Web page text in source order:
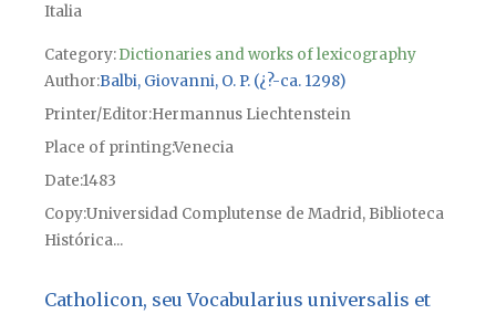
Italia
Category:Dictionaries and works of lexicography
Author Balbi, Giovanni, O. P. (¿?-ca. 1298)
Printer/Editor Hermannus Liechtenstein
Place of printingVenecia
Date1483
CopyUniversidad Complutense de Madrid, Biblioteca
Histórica...
Catholicon, seu Vocabularius universalis et